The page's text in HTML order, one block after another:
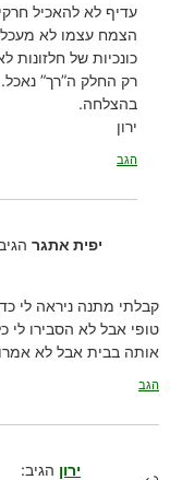
עדיף לא להאכיל
הצמח עצמו לא
כונכיות של חלזונות
רק החלק ה”רך” נאכל.
בהצלחה.
ירון
הגב
יפית אתגר
קבלתי מתנה ניראה לי
טופי אבל לא הסבירו לי
אותה בבית אבל לא אמרו
הגב
ירון הגיב: